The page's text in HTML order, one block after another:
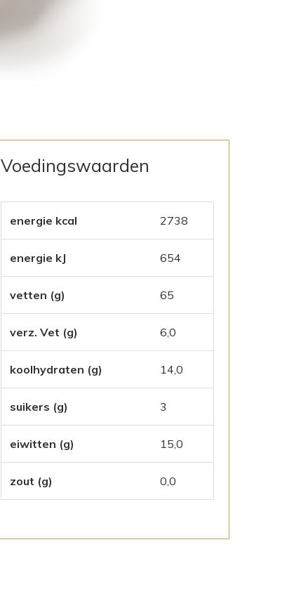
Voedingswaarden
energie kcal 2738
energie kJ 654
vetten (g) 65
verz. Vet (g) 6,0
koolhydraten (g) 14,0
suikers (g) 3
eiwitten (g) 15,0
zout (g) 0,0